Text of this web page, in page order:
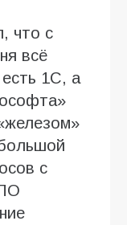
что с
всё
1С, а
с